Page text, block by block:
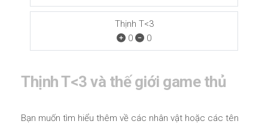
Thịnh T<3
0
0
Thịnh T<3 và thế giới game thủ
Bạn muốn tìm hiểu thêm về các nhân vật hoặc các tên